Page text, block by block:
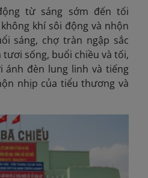
từ sáng sớm đến tối
khí sôi động và nhộn
sáng, chợ tràn ngập sắc
sống, buổi chiều và tối,
đèn lung linh và tiếng
nhịp của tiểu thương và